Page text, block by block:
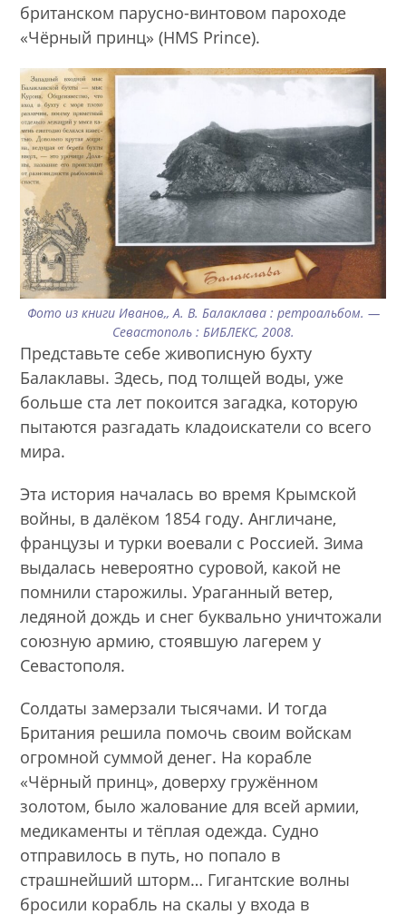
британском парусно-винтовом пароходе
«Чёрный принц» (HMS Prince).
Фото из книги Иванов,, А. В. Балаклава : ретроальбом. —
Севастополь : БИБЛЕКС, 2008.
Представьте себе живописную бухту
Балаклавы. Здесь, под толщей воды, уже
больше ста лет покоится загадка, которую
пытаются разгадать кладоискатели со всего
мира.
Эта история началась во время Крымской
войны, в далёком 1854 году. Англичане,
французы и турки воевали с Россией. Зима
выдалась невероятно суровой, какой не
помнили старожилы. Ураганный ветер,
ледяной дождь и снег буквально уничтожали
союзную армию, стоявшую лагерем у
Севастополя.
Солдаты замерзали тысячами. И тогда
Британия решила помочь своим войскам
огромной суммой денег. На корабле
«Чёрный принц», доверху гружённом
золотом, было жалование для всей армии,
медикаменты и тёплая одежда. Судно
отправилось в путь, но попало в
страшнейший шторм… Гигантские волны
бросили корабль на скалы у входа в